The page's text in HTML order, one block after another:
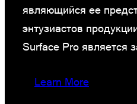
являющийся ее
энтузиастов
Surface Pro является
Learn More